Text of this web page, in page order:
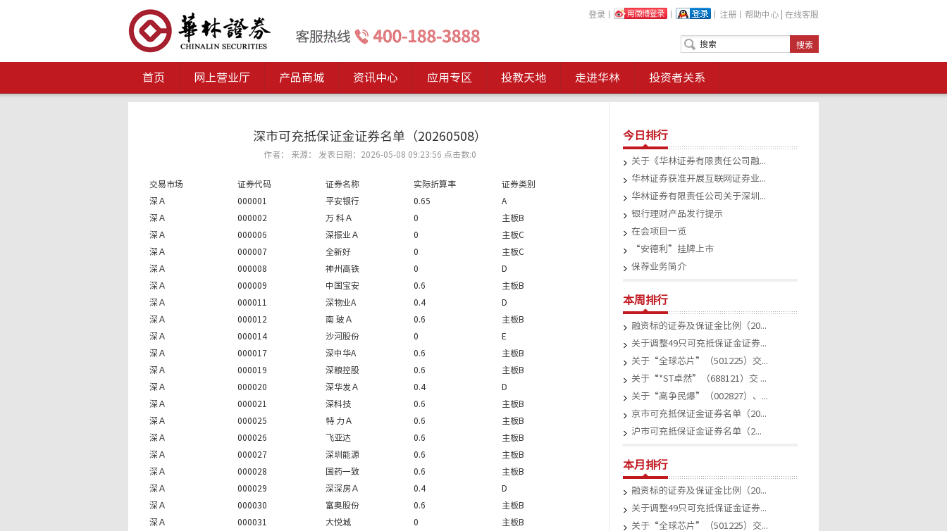
登录 注册 帮助中心 在线客服
首页 网上营业厅 产品商城 资讯中心 应用专区 投教天地 走进华林 投资者关系
深市可充抵保证金证券名单（20260508）
作者： 来源： 发表日期：2026-05-08 09:23:56 点击数:0
交易市场 证券代码 证券名称 实际折算率
证券类别
深Ａ
000001 平安银行 0.65
A
深Ａ
000002 万 科Ａ 0
主板B
深Ａ
000006 深振业Ａ 0
主板C
深Ａ
000007 全新好 0
主板C
深Ａ
000008 神州高铁 0
D
深Ａ
000009 中国宝安 0.6
主板B
深Ａ
000011 深物业A 0.4
D
深Ａ
000012 南 玻Ａ 0.6
主板B
深Ａ
000014 沙河股份 0
E
深Ａ
000017 深中华A 0.6
主板B
深Ａ
000019 深粮控股 0.6
主板B
深Ａ
000020 深华发Ａ 0.4
D
深Ａ
000021 深科技 0.6
主板B
深Ａ
000025 特 力Ａ 0.6
主板B
深Ａ
000026 飞亚达 0.6
主板B
深Ａ
000027 深圳能源 0.6
主板B
深Ａ
000028 国药一致 0.6
主板B
深Ａ
000029 深深房Ａ 0.4
D
深Ａ
000030 富奥股份 0.6
主板B
深Ａ
000031 大悦城 0
主板B
今日排行
关于《华林证券有限责任公司融...
华林证券获准开展互联网证券业...
华林证券有限责任公司关于深圳...
银行理财产品发行提示
在会项目一览
“安德利”挂牌上市
保荐业务简介
本周排行
融资标的证券及保证金比例（20...
关于调整49只可充抵保证金证券...
关于“全球芯片”（501225）交...
关于“*ST卓然”（688121）交 ...
关于“高争民爆”（002827）、...
京市可充抵保证金证券名单（20...
沪市可充抵保证金证券名单（2...
本月排行
融资标的证券及保证金比例（20...
关于调整49只可充抵保证金证券...
关于“全球芯片”（501225）交...